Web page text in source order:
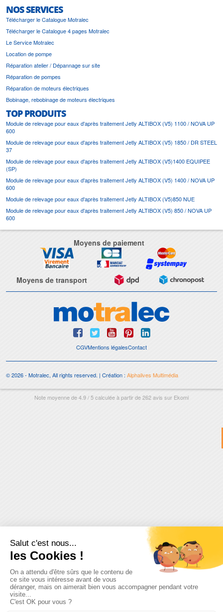
NOS SERVICES
Télécharger le Catalogue Motralec
Télécharger le Catalogue 4 pages Motralec
Le Service Motralec
Location de pompe
Réparation atelier / Dépannage sur site
Réparation de pompes
Réparation de moteurs électriques
Bobinage, rebobinage de moteurs électriques
TOP PRODUITS
Module de relevage pour eaux d'après traitement Jetly ALTIBOX (V5) 1100 / NOVA UP
600
Module de relevage pour eaux d'après traitement Jetly ALTIBOX (V5) 1850 / DR STEEL
37
Module de relevage pour eaux d'après traitement Jetly ALTIBOX (V5)1400 EQUIPEE
(SP)
Module de relevage pour eaux d'après traitement Jetly ALTIBOX (V5) 1400 / NOVA UP
600
Module de relevage pour eaux d'après traitement Jetly ALTIBOX (V5)850 NUE
Module de relevage pour eaux d'après traitement Jetly ALTIBOX (V5) 850 / NOVA UP
600
Moyens de paiement
Moyens de transport
CGVMentions légalesContact
© 2026 - Motralec, All rights reserved. | Création : Alphalives Multimédia
Note moyenne de4.9/5calculée à partir de262avis sur Ekomi